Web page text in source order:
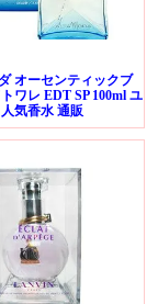
オーセンティックブ
ワレ EDT SP 100ml ユ
気香水 通販